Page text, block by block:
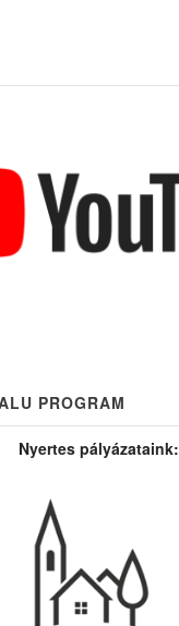
PROGRAM
Nyertes pályázataink: